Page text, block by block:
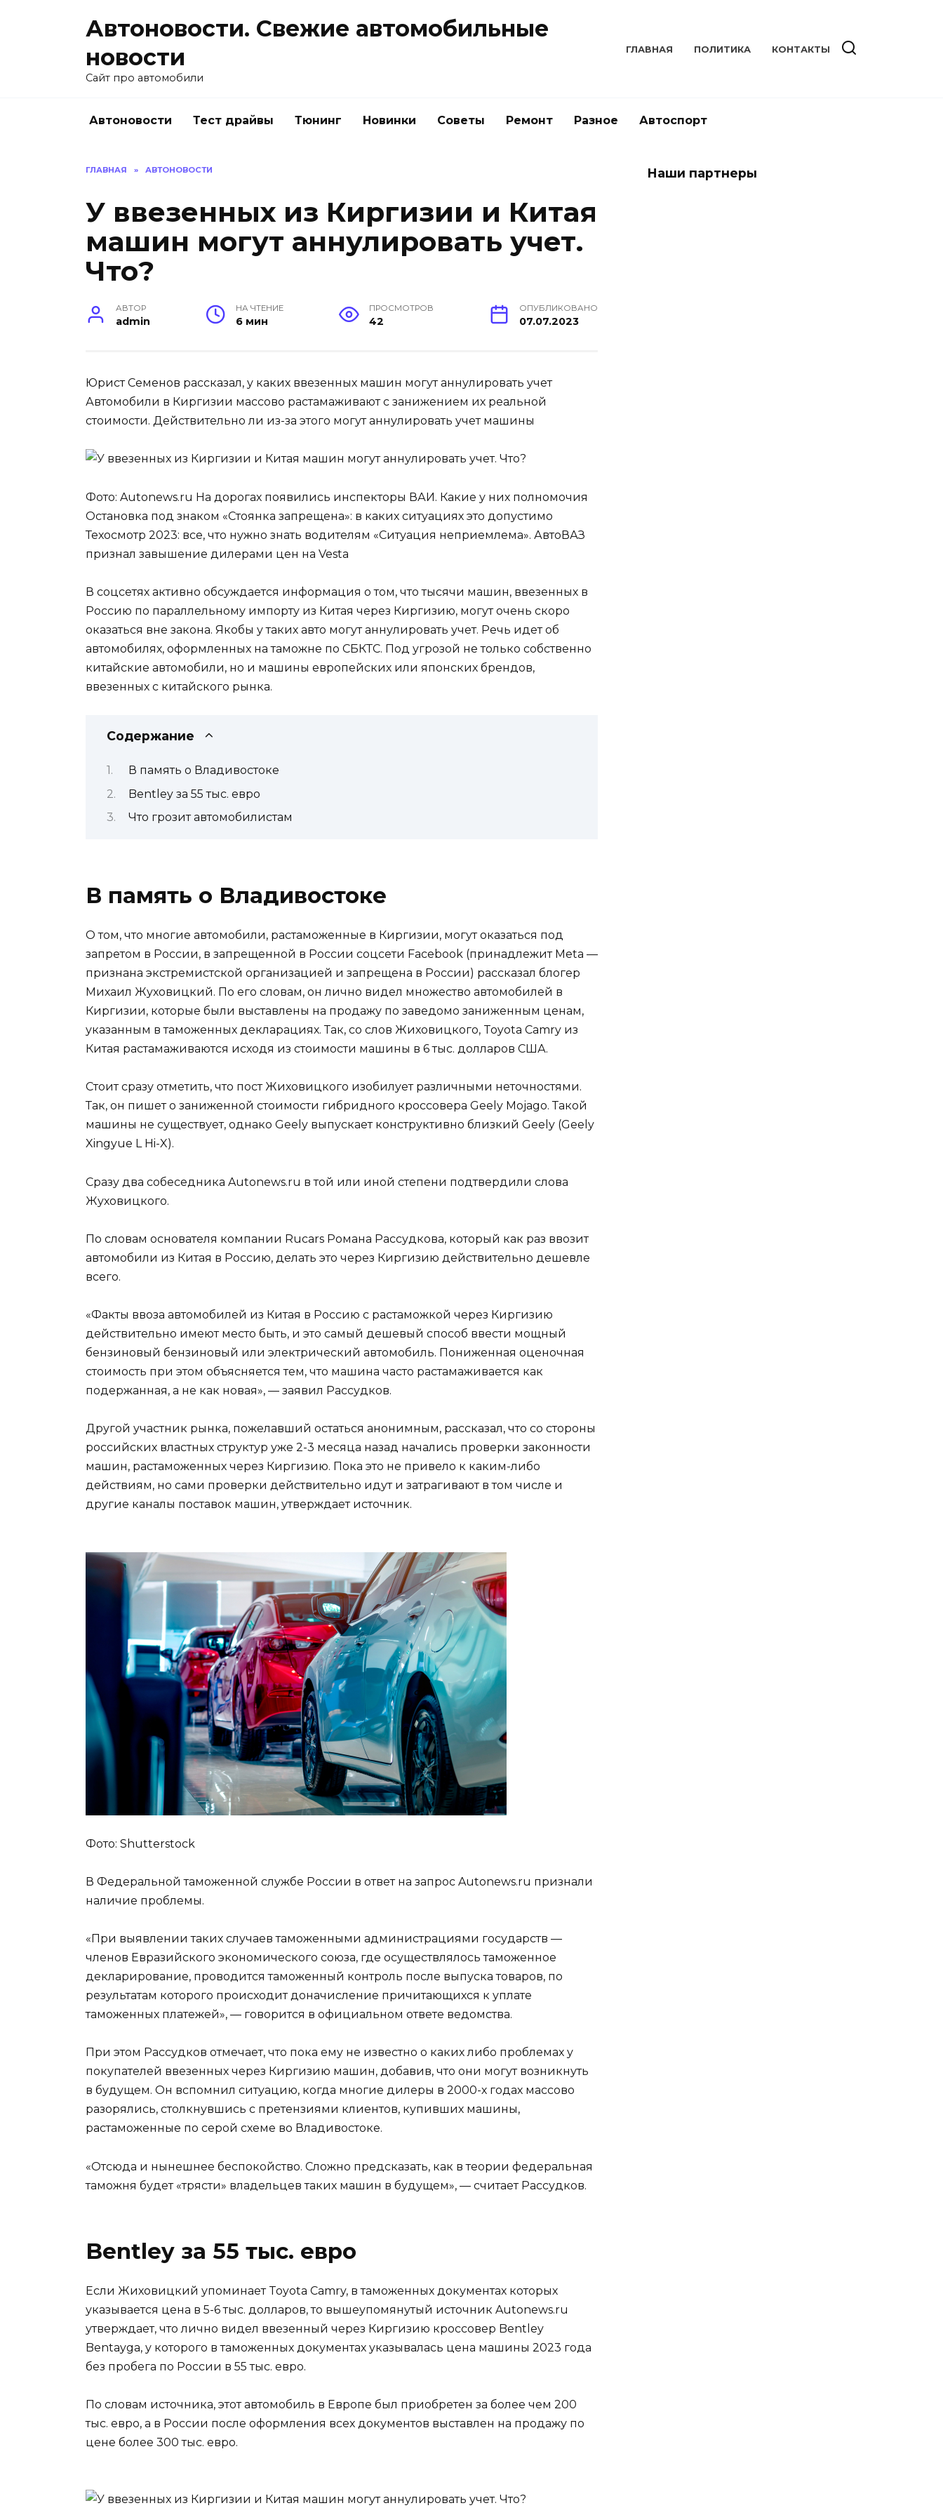
Автоновости. Свежие автомобильные
новости
Сайт про автомобили
ГЛАВНАЯ ПОЛИТИКА КОНТАКТЫ
Автоновости Тест драйвы Тюнинг Новинки Советы Ремонт Разное Автоспорт
ГЛАВНАЯ » АВТОНОВОСТИ
У ввезенных из Киргизии и Китая
машин могут аннулировать учет.
Что?
АВТОР
admin
НА ЧТЕНИЕ
6 мин
ПРОСМОТРОВ
42
ОПУБЛИКОВАНО
07.07.2023
Юрист Семенов рассказал, у каких ввезенных машин могут аннулировать учет
Автомобили в Киргизии массово растамаживают с занижением их реальной
стоимости. Действительно ли из-за этого могут аннулировать учет машины
Фото: Autonews.ru На дорогах появились инспекторы ВАИ. Какие у них полномочия
Остановка под знаком «Стоянка запрещена»: в каких ситуациях это допустимо
Техосмотр 2023: все, что нужно знать водителям «Ситуация неприемлема». АвтоВАЗ
признал завышение дилерами цен на Vesta
В соцсетях активно обсуждается информация о том, что тысячи машин, ввезенных в
Россию по параллельному импорту из Китая через Киргизию, могут очень скоро
оказаться вне закона. Якобы у таких авто могут аннулировать учет. Речь идет об
автомобилях, оформленных на таможне по СБКТС. Под угрозой не только собственно
китайские автомобили, но и машины европейских или японских брендов,
ввезенных с китайского рынка.
Содержание
В память о Владивостоке
Bentley за 55 тыс. евро
Что грозит автомобилистам
В память о Владивостоке
О том, что многие автомобили, растаможенные в Киргизии, могут оказаться под
запретом в России, в запрещенной в России соцсети Facebook (принадлежит Meta —
признана экстремистской организацией и запрещена в России) рассказал блогер
Михаил Жуховицкий. По его словам, он лично видел множество автомобилей в
Киргизии, которые были выставлены на продажу по заведомо заниженным ценам,
указанным в таможенных декларациях. Так, со слов Жиховицкого, Toyota Camry из
Китая растамаживаются исходя из стоимости машины в 6 тыс. долларов США.
Стоит сразу отметить, что пост Жиховицкого изобилует различными неточностями.
Так, он пишет о заниженной стоимости гибридного кроссовера Geely Mojago. Такой
машины не существует, однако Geely выпускает конструктивно близкий Geely (Geely
Xingyue L Hi-X).
Сразу два собеседника Autonews.ru в той или иной степени подтвердили слова
Жуховицкого.
По словам основателя компании Rucars Романа Рассудкова, который как раз ввозит
автомобили из Китая в Россию, делать это через Киргизию действительно дешевле
всего.
«Факты ввоза автомобилей из Китая в Россию с растаможкой через Киргизию
действительно имеют место быть, и это самый дешевый способ ввести мощный
бензиновый бензиновый или электрический автомобиль. Пониженная оценочная
стоимость при этом объясняется тем, что машина часто растамаживается как
подержанная, а не как новая», — заявил Рассудков.
Другой участник рынка, пожелавший остаться анонимным, рассказал, что со стороны
российских властных структур уже 2-3 месяца назад начались проверки законности
машин, растаможенных через Киргизию. Пока это не привело к каким-либо
действиям, но сами проверки действительно идут и затрагивают в том числе и
другие каналы поставок машин, утверждает источник.
Фото: Shutterstock
В Федеральной таможенной службе России в ответ на запрос Autonews.ru признали
наличие проблемы.
«При выявлении таких случаев таможенными администрациями государств —
членов Евразийского экономического союза, где осуществлялось таможенное
декларирование, проводится таможенный контроль после выпуска товаров, по
результатам которого происходит доначисление причитающихся к уплате
таможенных платежей», — говорится в официальном ответе ведомства.
При этом Рассудков отмечает, что пока ему не известно о каких либо проблемах у
покупателей ввезенных через Киргизию машин, добавив, что они могут возникнуть
в будущем. Он вспомнил ситуацию, когда многие дилеры в 2000-х годах массово
разорялись, столкнувшись с претензиями клиентов, купивших машины,
растаможенные по серой схеме во Владивостоке.
«Отсюда и нынешнее беспокойство. Сложно предсказать, как в теории федеральная
таможня будет «трясти» владельцев таких машин в будущем», — считает Рассудков.
Bentley за 55 тыс. евро
Если Жиховицкий упоминает Toyota Camry, в таможенных документах которых
указывается цена в 5-6 тыс. долларов, то вышеупомянутый источник Autonews.ru
утверждает, что лично видел ввезенный через Киргизию кроссовер Bentley
Bentayga, у которого в таможенных документах указывалась цена машины 2023 года
без пробега по России в 55 тыс. евро.
По словам источника, этот автомобиль в Европе был приобретен за более чем 200
тыс. евро, а в России после оформления всех документов выставлен на продажу по
цене более 300 тыс. евро.
Наши партнеры